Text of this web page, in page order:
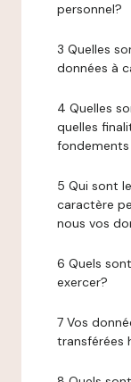
personnel?
3 Quelles
données à
4 Quelles
quelles
5 Qui sont
caractère
nous vos
6 Quels
exercer?
7 Vos
transférées